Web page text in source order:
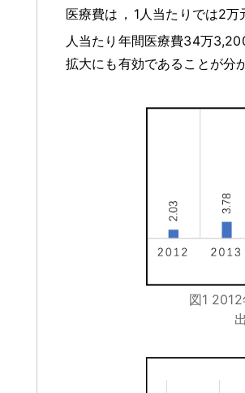
医療費は ， 1人当たりでは2
人当たり年間医療費34万
拡大にも有効であることが分
図1